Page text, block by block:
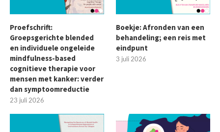
Proefschrift:
Groepsgerichte blended
en individuele ongeleide
mindfulness-based
cognitieve therapie voor
mensen met kanker: verder
dan symptoomreductie
23 juli 2026
Boekje: Afronden van een
behandeling; een reis met
eindpunt
3 juli 2026